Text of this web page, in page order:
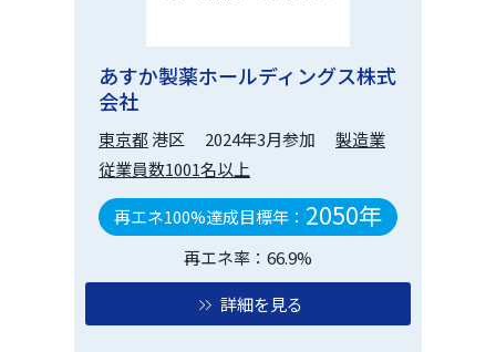
あすか製薬ホールディングス株式
会社
東京都港区 2024年3月参加
製造業
従業員数1001名以上
再エネ100%達成目標年： 2050年
再エネ率：66.9%
詳細を見る